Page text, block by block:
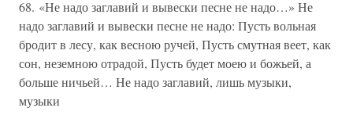
68. «Не надо заглавий и вывески песне не надо…» Не
надо заглавий и вывески песне не надо: Пусть вольная
бродит в лесу, как весною ручей, Пусть смутная веет, как
сон, неземною отрадой, Пусть будет моею и божьей, а
больше ничьей… Не надо заглавий, лишь музыки,
музыки